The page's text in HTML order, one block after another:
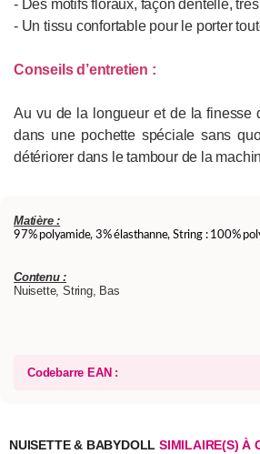
- Des motifs floraux, façon dentelle,
- Un tissu confortable pour le porter
Conseils d’entretien :
Au vu de la longueur et de la finesse
dans une pochette spéciale sans
détériorer dans le tambour de la
Matière :
97% polyamide, 3% élasthanne, String : 100%
Contenu :
Nuisette, String, Bas
Codebarre EAN :
NUISETTE & BABYDOLL SIMILAIRE(S) À